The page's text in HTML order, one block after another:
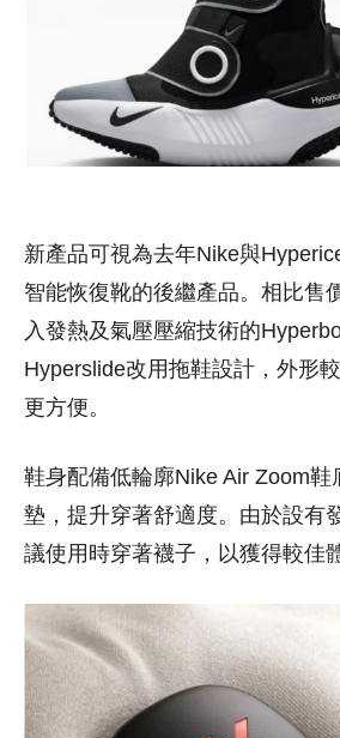
新產品可視為去年Nike與
智能恢復靴的後繼產品。相比售
入發熱及氣壓壓縮技術的
Hyperslide改用拖鞋設計，外形
更方便。
鞋身配備低輪廓Nike Air Zoom鞋
墊，提升穿著舒適度。由於設有
議使用時穿著襪子，以獲得較佳